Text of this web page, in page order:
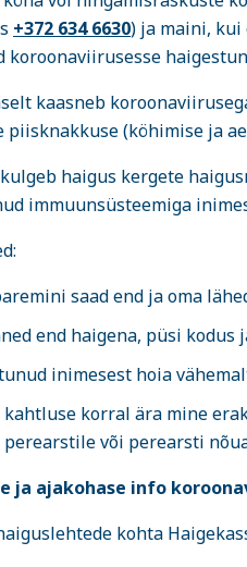
+372 634 6630) ja maini,
koroonaviirusesse
kaasneb
piisknakkuse (köhimise ja
haigus kergete
immuunsüsteemiga
saad end ja oma
end haigena, püsi
inimesest hoia
korral ära mine
perearstile või perearsti
ja ajakohase info
kohta